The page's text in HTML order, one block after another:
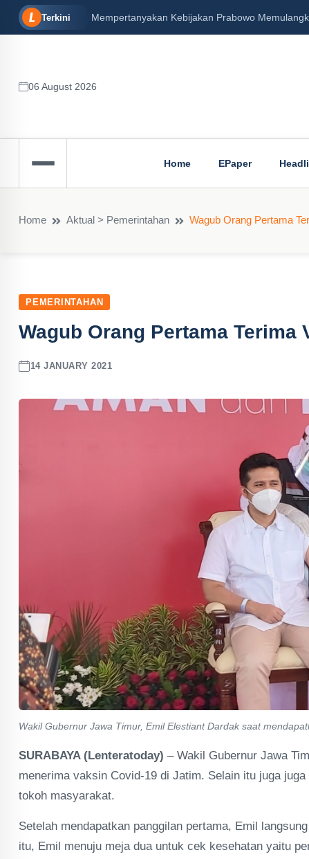
Terkini Mempertanyakan Kebijakan Prabowo
06 August 2026
Home EPaper
Home Aktual > Pemerintahan Wagub Orang Pertama
PEMERINTAHAN
Wagub Orang Pertama Terima
14 JANUARY 2021
Wakil Gubernur Jawa Timur, Emil Elestiant Dardak saat
SURABAYA (Lenteratoday) – Wakil Gubernur Jawa
menerima vaksin Covid-19 di Jatim. Selain itu juga
tokoh masyarakat.
Setelah mendapatkan panggilan pertama, Emil
itu, Emil menuju meja dua untuk cek kesehatan yaitu